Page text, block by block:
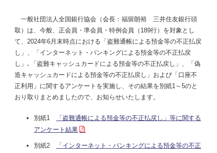
一般社団法人全国銀行協会（会長：福留朗裕 三井住友銀行頭
取）は、今般、正会員・準会員・特例会員（189行）を対象とし
て、2024年6月末時点における「盗難通帳による預金等の不正払戻
し」、「インターネット・バンキングによる預金等の不正払戻
し」､「盗難キャッシュカードによる預金等の不正払戻し」、「偽
造キャッシュカードによる預金等の不正払戻し」および「口座不
正利用」に関するアンケートを実施し、その結果を別紙1～5のと
おり取りまとめましたので、お知らせいたします。
別紙1
「盗難通帳による預金等の不正払戻し」等に関する
アンケート結果
別紙2
「インターネット・バンキングによる預金等の不正